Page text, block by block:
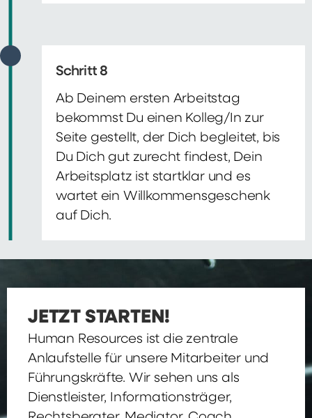
Schritt 8
Ab Deinem ersten Arbeitstag
bekommst Du einen Kolleg/In zur
Seite gestellt, der Dich begleitet, bis
Du Dich gut zurecht findest, Dein
Arbeitsplatz ist startklar und es
wartet ein Willkommensgeschenk
auf Dich.
JETZT STARTEN!
Human Resources ist die zentrale
Anlaufstelle für unsere Mitarbeiter und
Führungskräfte. Wir sehen uns als
Dienstleister, Informationsträger,